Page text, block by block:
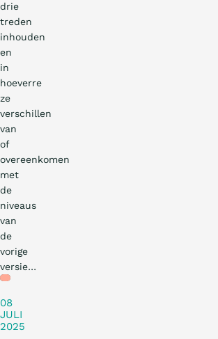
drie
treden
inhouden
en
in
hoeverre
ze
verschillen
van
of
overeenkomen
met
de
niveaus
van
de
vorige
versie…Praktijkverhaal
08
JULI
2025